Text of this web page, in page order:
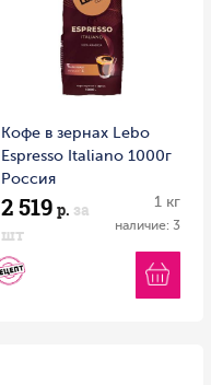
Кофе в зернах Lebo
Espresso Italiano 1000г
Россия
2 519 р. за
шт
1 кг
наличие: 3